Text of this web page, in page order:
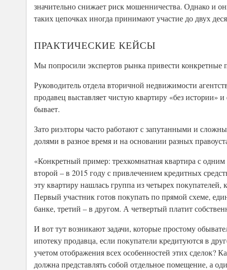
значительно снижает риск мошенничества. Однако и
таких цепочках иногда принимают участие до двух
ПРАКТИЧЕСКИЕ КЕЙСЫ
Мы попросили экспертов рынка привести конкретные
Руководитель отдела вторичной недвижимости
продавец выставляет чистую квартиру «без истории»
бывает.
Зато риэлторы часто работают с запутанными и
долями в разное время и на основании разных
«Конкретный пример: трехкомнатная квартира с
второй – в 2015 году с привлечением кредитных
эту квартиру нашлась группа из четырех
Первый участник готов покупать по прямой схеме,
банке, третий – в другом. А четвертый платит
И вот тут возникают задачи, которые простому
ипотеку продавца, если покупатели кредитуются в
учетом отображения всех особенностей этих сделок?
должна представлять собой отдельное помещение, а